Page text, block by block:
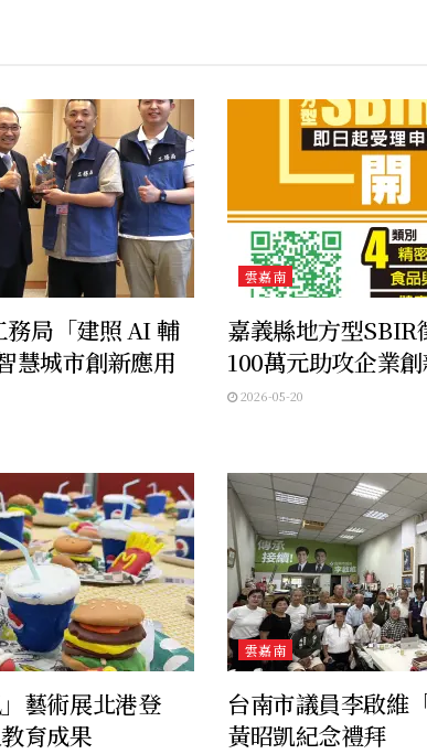
局「建照 AI 輔
慧城市創新應用
雲嘉南
嘉義縣地方型
100萬元助攻企業
2026-05-20
藝術展北港登
育成果
雲嘉南
台南市議員李啟維
黃昭凱紀念禮拜